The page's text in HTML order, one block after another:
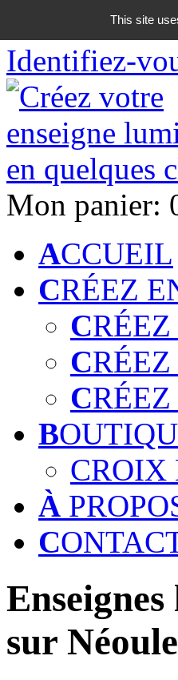
06 18 42 08
Identifiez-
Mon panier:
ACCUEIL
CRÉEZ
C
C
C
B
CROIX
À
C
sur
This site